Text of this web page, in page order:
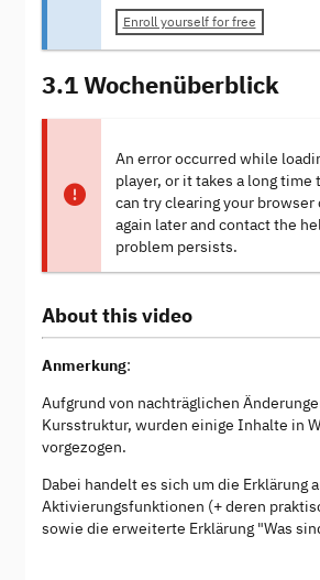
Enroll yourself for free
3.1 Wochenüberblick
An error occurred while
player, or it takes a long time
can try clearing your browser
again later and contact the
problem persists.
About this video
Anmerkung:
Aufgrund von nachträglichen
Kursstruktur, wurden einige Inhalte in
vorgezogen.
Dabei handelt es sich um die Erklärung
Aktivierungsfunktionen (+ deren
sowie die erweiterte Erklärung "Was